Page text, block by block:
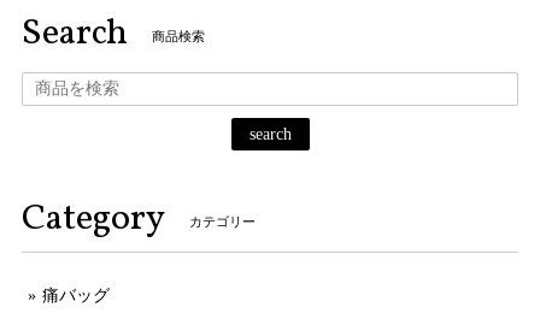
Search 商品検索
search
Category カテゴリー
痛バッグ